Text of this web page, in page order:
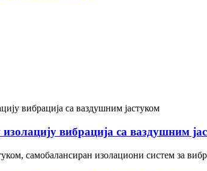
вибрација са ваздушним